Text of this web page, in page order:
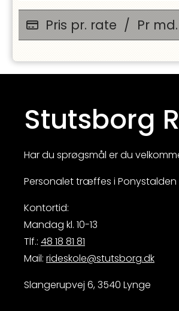
Pris pr. rate / Pr md.
Stutsborg
Har du sprøgsmål er du
Personalet træffes i Ponystalden
Kontortid:
Mandag kl. 10-13
Tlf.: 48 18 81 81
Mail: rideskole@stutsborg.dk
Slangerupvej 6, 3540 Lynge